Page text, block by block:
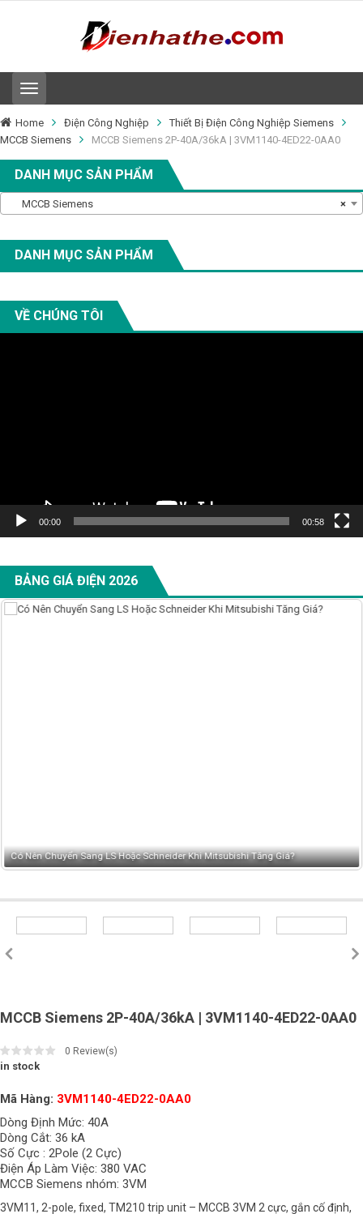
T
o
g
e
n
a
v
a
n
Home Điện Công Nghiệp
Thiết Bị Điện Công Nghiệp Siemens
MCCB Siemens
MCCB Siemens 2P-40A/36kA | 3VM1140-4ED22-0AA0
DANH MỤC SẢN PHẨM
×
MCCB Siemens
DANH MỤC SẢN PHẨM
VỀ CHÚNG TÔI
00:00 00:58
BẢNG GIÁ ĐIỆN 2026
Có Nên Chuyển Sang LS Hoặc Schneider Khi Mitsubishi Tăng Giá?
MCCB Siemens 2P-40A/36kA | 3VM1140-4ED22-0AA0
0 Review(s)
in stock
Mã Hàng: 3VM1140-4ED22-0AA0
Dòng Định Mức: 40A
Dòng Cắt: 36 kA
Số Cực : 2Pole (2 Cực)
Điện Áp Làm Việc: 380 VAC
MCCB Siemens nhóm: 3VM
3VM11, 2-pole, fixed, TM210 trip unit – MCCB 3VM 2 cực, gắn cố định,